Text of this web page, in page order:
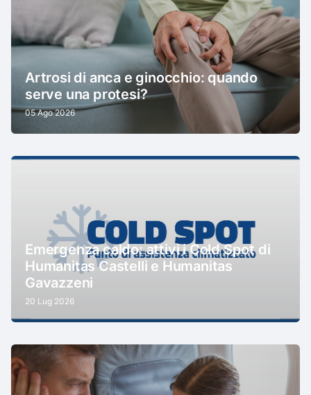
Artrosi di anca e ginocchio: quando
serve una protesi?
05 Ago 2026
Emergenza caldo: attivi i Cold Spot di
Humanitas Castelli e Humanitas
Gavazzeni
20 Lug 2026